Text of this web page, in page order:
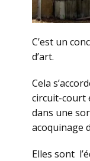
C’est un
d’art.
Cela
circuit-court
dans une
acoquinage
Elles sont